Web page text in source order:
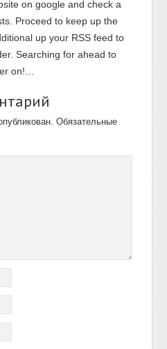
on google and check a
Proceed to keep up the
up your RSS feed to
Searching for ahead to
on!…
Обязательные